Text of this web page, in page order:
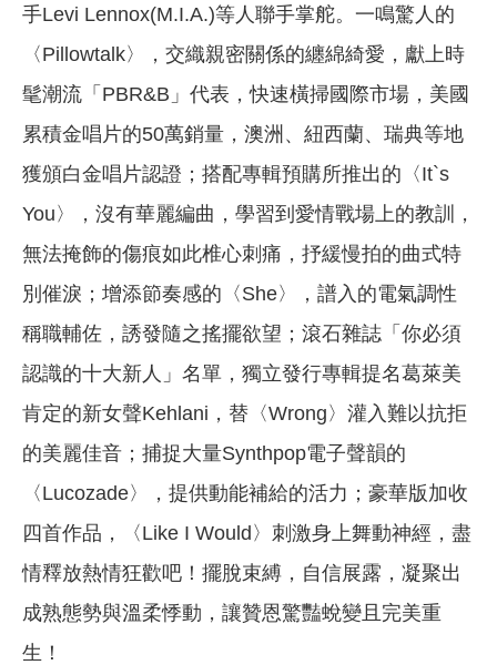
手Levi Lennox(M.I.A.)等人聯手掌舵。一鳴驚人的
〈Pillowtalk〉，交織親密關係的纏綿綺愛，獻上時
髦潮流「PBR&B」代表，快速橫掃國際市場，美國
累積金唱片的50萬銷量，澳洲、紐西蘭、瑞典等地
獲頒白金唱片認證；搭配專輯預購所推出的〈It`s
You〉，沒有華麗編曲，學習到愛情戰場上的教訓，
無法掩飾的傷痕如此椎心刺痛，抒緩慢拍的曲式特
別催淚；增添節奏感的〈She〉，譜入的電氣調性
稱職輔佐，誘發隨之搖擺欲望；滾石雜誌「你必須
認識的十大新人」名單，獨立發行專輯提名葛萊美
肯定的新女聲Kehlani，替〈Wrong〉灌入難以抗拒
的美麗佳音；捕捉大量Synthpop電子聲韻的
〈Lucozade〉，提供動能補給的活力；豪華版加收
四首作品，〈Like I Would〉刺激身上舞動神經，盡
情釋放熱情狂歡吧！擺脫束縛，自信展露，凝聚出
成熟態勢與溫柔悸動，讓贊恩驚豔蛻變且完美重
生！